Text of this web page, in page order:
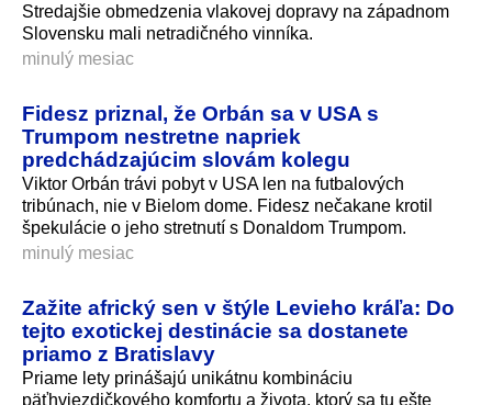
Stredajšie obmedzenia vlakovej dopravy na západnom
Slovensku mali netradičného vinníka.
minulý mesiac
Fidesz priznal, že Orbán sa v USA s
Trumpom nestretne napriek
predchádzajúcim slovám kolegu
Viktor Orbán trávi pobyt v USA len na futbalových
tribúnach, nie v Bielom dome. Fidesz nečakane krotil
špekulácie o jeho stretnutí s Donaldom Trumpom.
minulý mesiac
Zažite africký sen v štýle Levieho kráľa: Do
tejto exotickej destinácie sa dostanete
priamo z Bratislavy
Priame lety prinášajú unikátnu kombináciu
päťhviezdičkového komfortu a života, ktorý sa tu ešte